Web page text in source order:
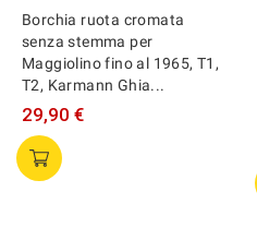
Borchia ruota cromata
senza stemma per
Maggiolino fino al 1965, T1,
T2, Karmann Ghia...
29,90 €